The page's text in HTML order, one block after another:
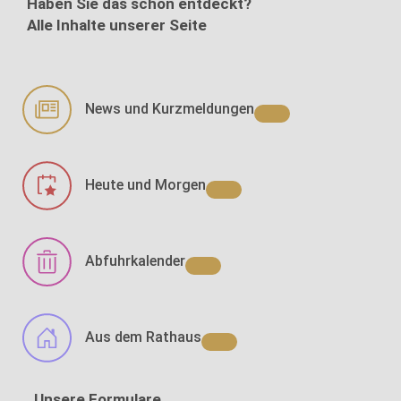
Alle Inhalte unserer Seite
News und Kurzmeldungen
Heute und Morgen
Abfuhrkalender
Aus dem Rathaus